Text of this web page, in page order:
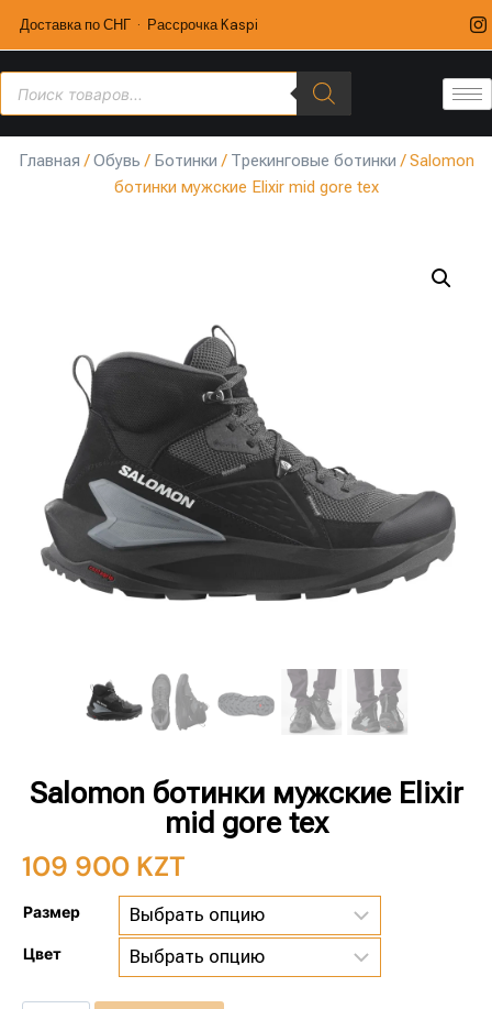
Доставка по СНГ · Рассрочка Kaspi
Главная /Обувь / Ботинки / Трекинговые ботинки / Salomon
ботинки мужские Elixir mid gore tex
Salomon ботинки мужские Elixir
mid gore tex
109 900 KZT
Размер
Цвет